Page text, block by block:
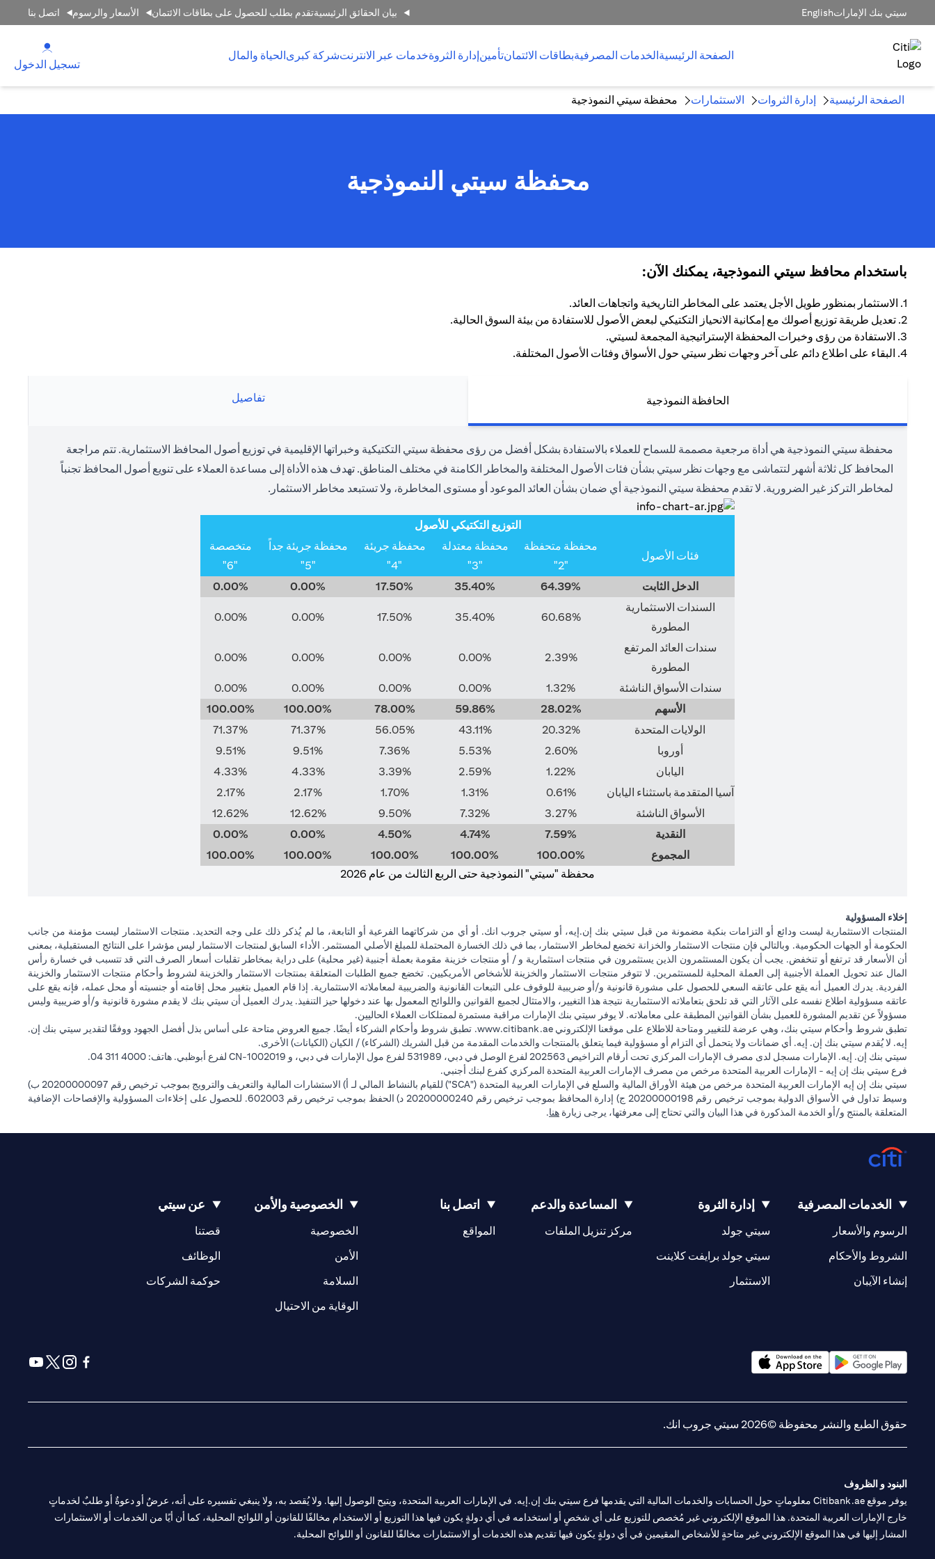
سيتي بنك الإماراتEnglish بيان الحقائق الرئيسيةتقدم بطلب للحصول على بطاقات الائتمان الأسعار والرسوم اتصل بنا
الصفحة الرئيسيةالخدمات المصرفيةبطاقات الائتمانتأمينإدارة الثروةخدمات عبر الانترنتشركة كبرىالحياة والمال
تسجيل الدخول
الصفحة الرئيسية إدارة الثروات الاستثمارات محفظة سيتي النموذجية
محفظة سيتي النموذجية
باستخدام محافظ سيتي النموذجية، يمكنك الآن:
1. الاستثمار بمنظور طويل الأجل يعتمد على المخاطر التاريخية واتجاهات العائد.
2. تعديل طريقة توزيع أصولك مع إمكانية الانحياز التكتيكي لبعض الأصول للاستفادة من بيئة السوق الحالية.
3. الاستفادة من رؤى وخبرات المحفظة الإستراتيجية المجمعة لسيتي.
4. البقاء على اطلاع دائم على آخر وجهات نظر سيتي حول الأسواق وفئات الأصول المختلفة.
الحافظة النموذجية تفاصيل
محفظة سيتي النموذجية هي أداة مرجعية مصممة للسماح للعملاء بالاستفادة بشكل أفضل من رؤى محفظة سيتي التكتيكية وخبراتها الإقليمية في توزيع أصول المحافظ الاستثمارية. تتم مراجعة
المحافظ كل ثلاثة أشهر لتتماشى مع وجهات نظر سيتي بشأن فئات الأصول المختلفة والمخاطر الكامنة في مختلف المناطق. تهدف هذه الأداة إلى مساعدة العملاء على تنويع أصول المحافظ تجنباً
لمخاطر التركز غير الضرورية. لا تقدم محفظة سيتي النموذجية أي ضمان بشأن العائد الموعود أو مستوى المخاطرة، ولا تستبعد مخاطر الاستثمار.
التوزيع التكتيكي للأصول
فئات الأصول
محفظة متحفظة
"2"
محفظة معتدلة
"3"
محفظة جريئة
"4"
محفظة جريئة جداً
"5"
متخصصة
"6"
الدخل الثابت
64.39%
35.40%
17.50%
0.00%
0.00%
السندات الاستثمارية
المطورة
60.68%
35.40%
17.50%
0.00%
0.00%
سندات العائد المرتفع
المطورة
2.39%
0.00%
0.00%
0.00%
0.00%
سندات الأسواق الناشئة 1.32%
0.00%
0.00%
0.00%
0.00%
الأسهم
28.02%
59.86%
78.00%
100.00%
100.00%
الولايات المتحدة
20.32%
43.11%
56.05%
71.37%
71.37%
أوروبا
2.60%
5.53%
7.36%
9.51%
9.51%
اليابان
1.22%
2.59%
3.39%
4.33%
4.33%
آسيا المتقدمة باستثناء اليابان
0.61%
1.31%
1.70%
2.17%
2.17%
الأسواق الناشئة
3.27%
7.32%
9.50%
12.62%
12.62%
النقدية
7.59%
4.74%
4.50%
0.00%
0.00%
المجموع
100.00%
100.00%
100.00%
100.00%
100.00%
محفظة "سيتي" النموذجية حتى الربع الثالث من عام 2026
إخلاء المسؤولية
المنتجات الاستثمارية ليست ودائع أو التزامات بنكية مضمونة من قبل سيتي بنك إن.إيه، أو سيتي جروب انك. أو أي من شركاتهما الفرعية أو التابعة، ما لم يُذكر ذلك على وجه التحديد. منتجات الاستثمار ليست مؤمنة من جانب
الحكومة أو الجهات الحكومية. وبالتالي فإن منتجات الاستثمار والخزانة تخضع لمخاطر الاستثمار، بما في ذلك الخسارة المحتملة للمبلغ الأصلي المستثمر. الأداء السابق لمنتجات الاستثمار ليس مؤشرا على النتائج المستقبلية، بمعنى
أن الأسعار قد ترتفع أو تنخفض. يجب أن يكون المستثمرون الذين يستثمرون في منتجات استثمارية و / أو منتجات خزينة مقومة بعملة أجنبية (غير محلية) على دراية بمخاطر تقلبات أسعار الصرف التي قد تتسبب في خسارة رأس
المال عند تحويل العملة الأجنبية إلى العملة المحلية للمستثمرين. لا تتوفر منتجات الاستثمار والخزينة للأشخاص الأمريكيين. تخضع جميع الطلبات المتعلقة بمنتجات الاستثمار والخزينة لشروط وأحكام منتجات الاستثمار والخزينة
الفردية. يدرك العميل أنه يقع على عاتقه السعي للحصول على مشورة قانونية و/أو ضريبية للوقوف على التبعات القانونية والضريبية لمعاملاته الاستثمارية. إذا قام العميل بتغيير محل إقامته أو جنسيته أو محل عمله، فإنه يقع على
عاتقه مسؤولية اطلاع نفسه على الآثار التي قد تلحق بتعاملاته الاستثمارية نتيجة هذا التغيير، والامتثال لجميع القوانين واللوائح المعمول بها عند دخولها حيز التنفيذ. يدرك العميل أن سيتي بنك لا يقدم مشورة قانونية و/أو ضريبية وليس
مسؤولاً عن تقديم المشورة للعميل بشأن القوانين المطبقة على معاملاته. لا يوفر سيتي بنك الإمارات مراقبة مستمرة لممتلكات العملاء الحاليين.
تطبق شروط وأحكام سيتي بنك، وهي عرضة للتغيير ومتاحة للاطلاع على موقعنا الإلكترونيwww.citibank.ae
(opens in a new tab). تطبق شروط وأحكام الشركاء أيضًا. جميع العروض متاحة على أساس بذل أفضل الجهود ووفقًا لتقدير سيتي بنك إن.
إيه. لا يُقدم سيتي بنك إن. إيه. أي ضمانات ولا يتحمل أي التزام أو مسؤولية فيما يتعلق بالمنتجات والخدمات المقدمة من قبل الشريك (الشركاء) / الكيان (الكيانات) الأخرى.
سيتي بنك إن. إيه. الإمارات مسجل لدى مصرف الإمارات المركزي تحت أرقام التراخيص 202563 لفرع الوصل في دبي، 531989 لفرع مول الإمارات في دبي، و CN-1002019 لفرع أبوظبي. هاتف: 4000 311 04.
فرع سيتي بنك إن إيه - الإمارات العربية المتحدة مرخص من مصرف الإمارات العربية المتحدة المركزي كفرع لبنك أجنبي.
سيتي بنك إن إيه الإمارات العربية المتحدة مرخص من هيئة الأوراق المالية والسلع في الإمارات العربية المتحدة ("SCA") للقيام بالنشاط المالي لـ أ) الاستشارات المالية والتعريف والترويج بموجب ترخيص رقم 20200000097 ب)
وسيط تداول في الأسواق الدولية بموجب ترخيص رقم 20200000198 ج) إدارة المحافظ بموجب ترخيص رقم 20200000240 د) الحفظ بموجب ترخيص رقم 602003. للحصول على إخلاءات المسؤولية والإفصاحات الإضافية
المتعلقة بالمنتج و/أو الخدمة المذكورة في هذا البيان والتي تحتاج إلى معرفتها، يرجى زيارة هنا.
الخدمات المصرفية
الرسوم والأسعار
الشروط والأحكام
إنشاء الآيبان
إدارة الثروة
سيتي جولد
سيتي جولد برايفت كلاينت
الاستثمار
المساعدة والدعم
مركز تنزيل الملفات
اتصل بنا
المواقع
(opens in a new tab)
الخصوصية والأمن
الخصوصية
الأمن
السلامة
الوقاية من الاحتيال
عن سيتي
قصتنا
(opens in a new tab)
الوظائف
(opens in a new tab)
حوكمة الشركات
(opens in a new tab)
حقوق الطبع والنشر محفوظة ©2026 سيتي جروب انك.
البنود و الظروف
يوفر موقع Citibank.ae معلوماتٍ حول الحسابات والخدمات المالية التي يقدمها فرع سيتي بنك إن.إيه. في الإمارات العربية المتحدة، ويتيح الوصول إليها. ولا يُقصد به، ولا ينبغي تفسيره على أنه، عرضٌ أو دعوةٌ أو طلبٌ لخدماتٍ
خارج الإمارات العربية المتحدة. هذا الموقع الإلكتروني غير مُخصص للتوزيع على أي شخصٍ أو استخدامه في أي دولةٍ يكون فيها هذا التوزيع أو الاستخدام مخالفًا للقانون أو اللوائح المحلية، كما أن أيًا من الخدمات أو الاستثمارات
المشار إليها في هذا الموقع الإلكتروني غير متاحةٍ للأشخاص المقيمين في أي دولةٍ يكون فيها تقديم هذه الخدمات أو الاستثمارات مخالفًا للقانون أو اللوائح المحلية.